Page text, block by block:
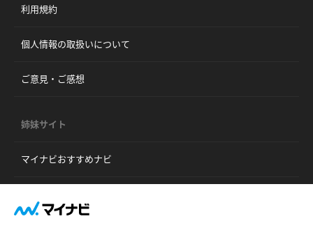
利用規約
個人情報の取扱いについて
ご意見・ご感想
姉妹サイト
マイナビおすすめナビ